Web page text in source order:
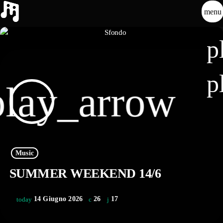
menu
Music
SUMMER WEEKEND 14/6
today 14 Giugno 2026 26 17